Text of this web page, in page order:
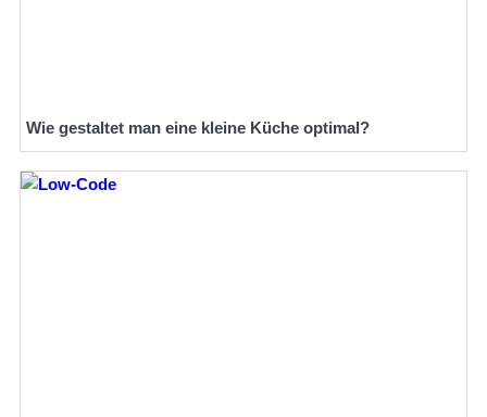
Wie gestaltet man eine kleine Küche optimal?